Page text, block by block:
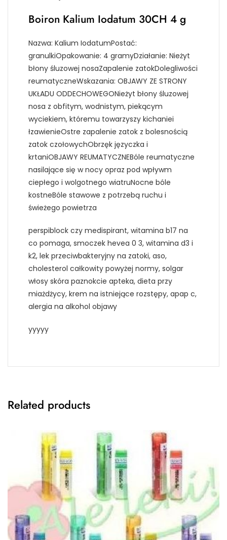
Boiron Kalium Iodatum 30CH 4 g
Nazwa: Kalium IodatumPostać:
granulkiOpakowanie: 4 gramyDziałanie: Nieżyt
błony śluzowej nosaZapalenie zatokDolegliwości
reumatyczneWskazania: OBJAWY ZE STRONY
UKŁADU ODDECHOWEGONieżyt błony śluzowej
nosa z obfitym, wodnistym, piekącym
wyciekiem, któremu towarzyszy kichaniei
łzawienieOstre zapalenie zatok z bolesnością
zatok czołowychObrzęk języczka i
krtaniOBJAWY REUMATYCZNEBóle reumatyczne
nasilające się w nocy opraz pod wpływm
ciepłego i wolgotnego wiatruNocne bóle
kostneBóle stawowe z potrzebą ruchu i
świeżego powietrza
perspiblock czy medispirant, witamina b17 na
co pomaga, smoczek hevea 0 3, witamina d3 i
k2, lek przeciwbakteryjny na zatoki, aso,
cholesterol całkowity powyżej normy, solgar
włosy skóra paznokcie apteka, dieta przy
miażdżycy, krem na istniejące rozstępy, apap c,
alergia na alkohol objawy
yyyyy
Related products